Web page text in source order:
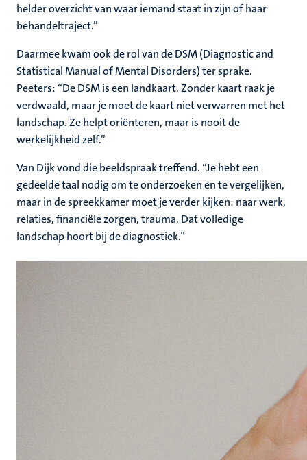
helder overzicht van waar iemand staat in zijn of haar
behandeltraject.”
Daarmee kwam ook de rol van de DSM (Diagnostic and
Statistical Manual of Mental Disorders) ter sprake.
Peeters: “De DSM is een landkaart. Zonder kaart raak je
verdwaald, maar je moet de kaart niet verwarren met het
landschap. Ze helpt oriënteren, maar is nooit de
werkelijkheid zelf.”
Van Dijk vond die beeldspraak treffend. “Je hebt een
gedeelde taal nodig om te onderzoeken en te vergelijken,
maar in de spreekkamer moet je verder kijken: naar werk,
relaties, financiële zorgen, trauma. Dat volledige
landschap hoort bij de diagnostiek.”